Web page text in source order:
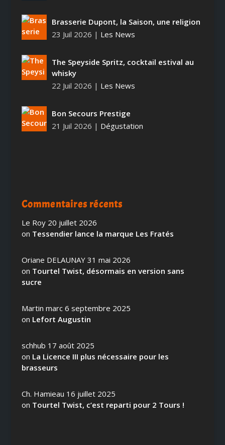
Brasserie Dupont, la Saison, une religion
23 Juil 2026 | Les News
The Speyside Spritz, cocktail estival au
whisky
22 Juil 2026 | Les News
Bon Secours Prestige
21 Juil 2026 | Dégustation
Commentaires récents
Le Roy 20 juillet 2026
on Tessendier lance la marque Les Fratés
Oriane DELAUNAY 31 mai 2026
on Tourtel Twist, désormais en version sans
sucre
Martin marc 6 septembre 2025
on Lefort Augustin
schhub 17 août 2025
on La Licence III plus nécessaire pour les
brasseurs
Ch. Hamieau 16 juillet 2025
on Tourtel Twist, c’est reparti pour 2 Tours !